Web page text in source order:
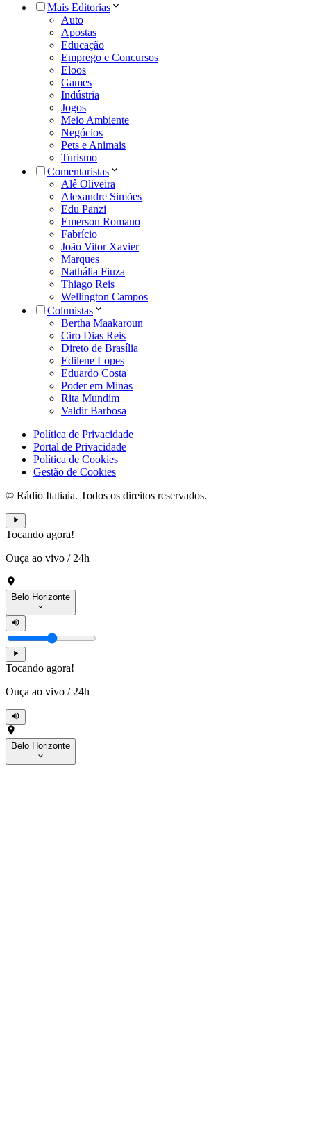
Mais Editorias
Auto
Apostas
Educação
Emprego e Concursos
Eloos
Games
Indústria
Jogos
Meio Ambiente
Negócios
Pets e Animais
Turismo
Comentaristas
Alê Oliveira
Alexandre Simões
Edu Panzi
Emerson Romano
Fabrício
João Vitor Xavier
Marques
Nathália Fiuza
Thiago Reis
Wellington Campos
Colunistas
Bertha Maakaroun
Ciro Dias Reis
Direto de Brasília
Edilene Lopes
Eduardo Costa
Poder em Minas
Rita Mundim
Valdir Barbosa
Política de Privacidade
Portal de Privacidade
Política de Cookies
Gestão de Cookies
© Rádio Itatiaia. Todos os direitos reservados.
Tocando agora!
Ouça ao vivo / 24h
Belo Horizonte
Tocando agora!
Ouça ao vivo / 24h
Belo Horizonte